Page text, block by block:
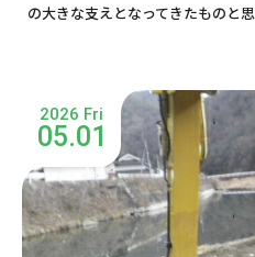
の大きな支えとなってきたものと
2026 Fri
05.01